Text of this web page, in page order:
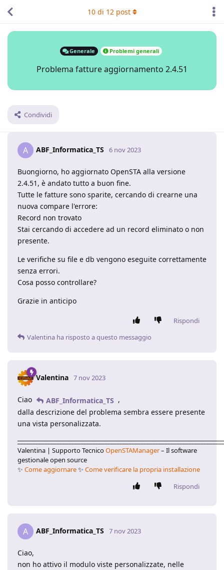
Generale Problemi generali
Problema fatture aggiornamento 2.4.51
Condividi
10di 12post
A ABF_Informatica_TS 6 nov 2023
Buongiorno, ho aggiornato OpenSTA alla versione
2.4.51, è andato tutto a buon fine.
Tutte le fatture sono sparite, cercando di crearne una
nuova compare l'errore:
Record non trovato
Stai cercando di accedere ad un record eliminato o non
presente.
Le verifiche su file e db vengono eseguite correttamente
senza errori.
Cosa posso controllare?
Grazie in anticipo
Rispondi
Valentina ha risposto a questo messaggio
Valentina 7 nov 2023
Ciao ABF_Informatica_TS ,
dalla descrizione del problema sembra essere presente
una vista personalizzata.
Valentina | Supporto TecnicoOpenSTAManager– Il software
gestionale open source
✨ Come aggiornare✨ Come verificare la propria installazione
Rispondi
A ABF_Informatica_TS 7 nov 2023
Ciao,
non ho attivo il modulo viste personalizzate, nelle